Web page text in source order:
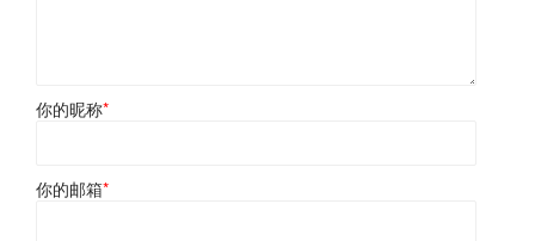
你的昵称*
你的邮箱*